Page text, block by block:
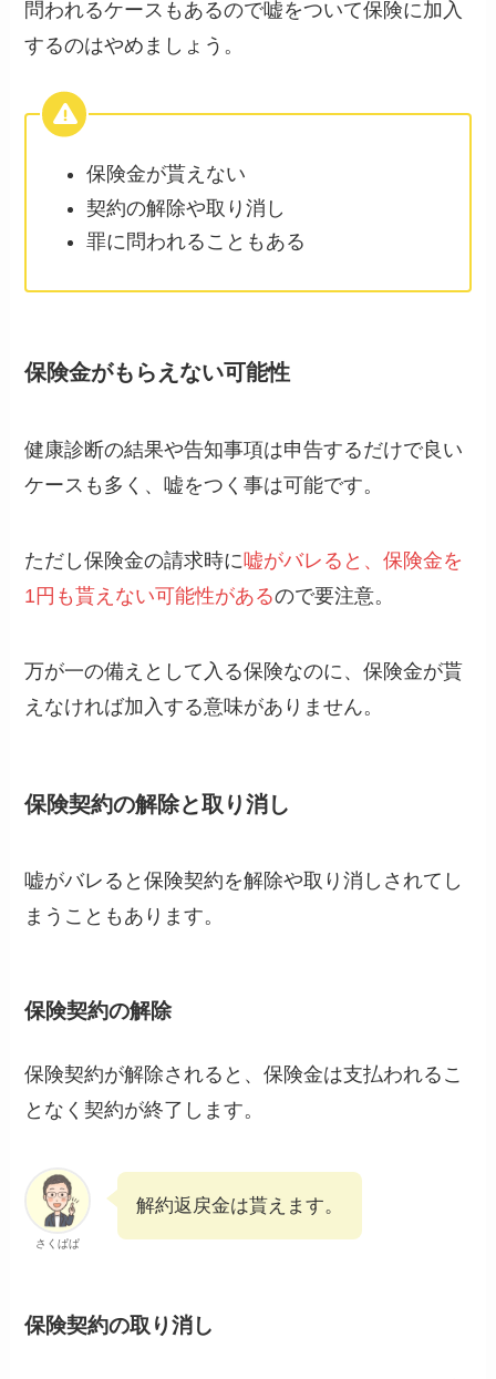
問われるケースもあるので嘘をついて保険に加入
するのはやめましょう。
保険金が貰えない
契約の解除や取り消し
罪に問われることもある
保険金がもらえない可能性
健康診断の結果や告知事項は申告するだけで良い
ケースも多く、嘘をつく事は可能です。
ただし保険金の請求時に嘘がバレると、保険金を
1円も貰えない可能性があるので要注意。
万が一の備えとして入る保険なのに、保険金が貰
えなければ加入する意味がありません。
保険契約の解除と取り消し
嘘がバレると保険契約を解除や取り消しされてし
まうこともあります。
保険契約の解除
保険契約が解除されると、保険金は支払われるこ
となく契約が終了します。
さくぱぱ
解約返戻金は貰えます。
保険契約の取り消し